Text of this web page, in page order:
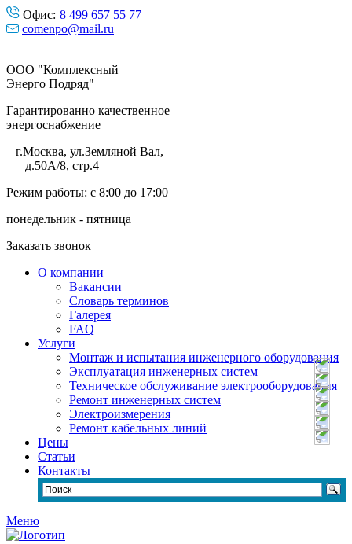
Офис: 8 499 657 55 77
comenpo@mail.ru
ООО "Комплексный
Энерго Подряд"
Гарантированно качественное
энергоснабжение
г.Москва, ул.Земляной Вал,
д.50А/8, стр.4
Режим работы: с 8:00 до 17:00
понедельник - пятница
Заказать звонок
О компании
Вакансии
Словарь терминов
Галерея
FAQ
Услуги
Монтаж и испытания инженерного оборудования
Эксплуатация инженерных систем
Техническое обслуживание электрооборудования
Ремонт инженерных систем
Электроизмерения
Ремонт кабельных линий
Цены
Статьи
Контакты
Меню